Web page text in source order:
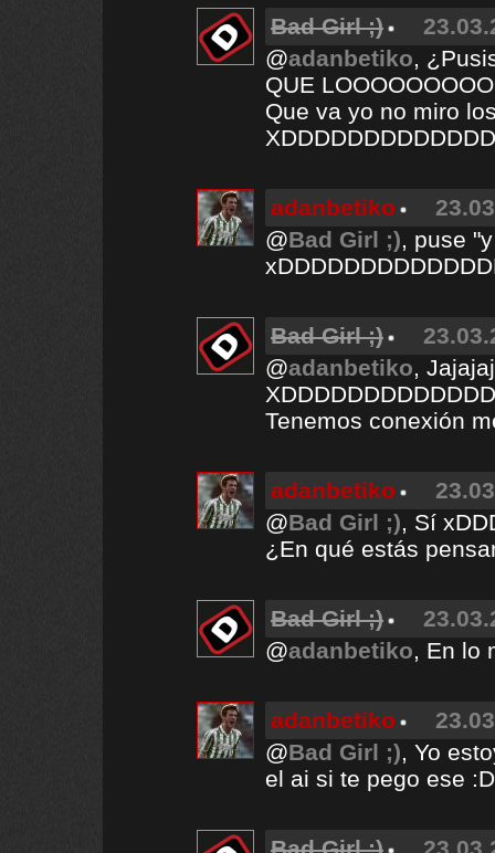
Bad Girl ;)
@adanbetiko,
QUE
Que va yo no miro
adanbetiko
@Bad Girl ;), puse
Bad Girl ;)
@adanbetiko,
Tenemos conexión
adanbetiko
@Bad Girl ;), Sí
¿En qué estás
Bad Girl ;)
@adanbetiko, En lo
adanbetiko
@Bad Girl ;), Yo
el ai si te pego ese :D